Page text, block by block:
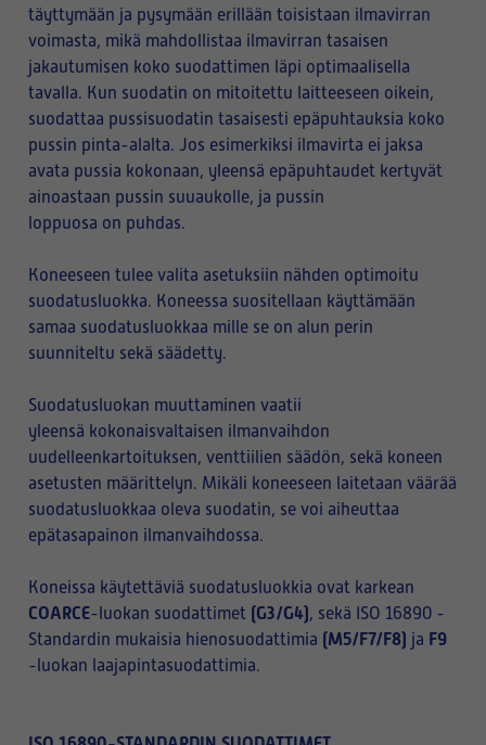
täyttymään ja pysymään erillään toisistaan ilmavirran
voimasta, mikä mahdollistaa ilmavirran tasaisen
jakautumisen koko suodattimen läpi optimaalisella
tavalla. Kun suodatin on mitoitettu laitteeseen oikein,
suodattaa pussisuodatin tasaisesti epäpuhtauksia koko
pussin pinta-alalta. Jos esimerkiksi ilmavirta ei jaksa
avata pussia kokonaan, yleensä epäpuhtaudet kertyvät
ainoastaan pussin suuaukolle, ja pussin
loppuosa on puhdas.
Koneeseen tulee valita asetuksiin nähden optimoitu
suodatusluokka. Koneessa suositellaan käyttämään
samaa suodatusluokkaa mille se on alun perin
suunniteltu sekä säädetty.
Suodatusluokan muuttaminen vaatii
yleensä kokonaisvaltaisen ilmanvaihdon
uudelleenkartoituksen, venttiilien säädön, sekä koneen
asetusten määrittelyn. Mikäli koneeseen laitetaan väärää
suodatusluokkaa oleva suodatin, se voi aiheuttaa
epätasapainon ilmanvaihdossa.
Koneissa käytettäviä suodatusluokkia ovat karkean
COARCE-luokan suodattimet (G3/G4), sekä ISO 16890 -
Standardin mukaisia hienosuodattimia (M5/F7/F8) ja F9
-luokan laajapintasuodattimia.